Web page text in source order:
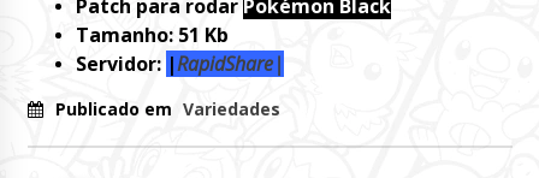
Patch para rodar Pokémon Black
Tamanho: 51 Kb
Servidor: |RapidShare|
Publicado em Variedades